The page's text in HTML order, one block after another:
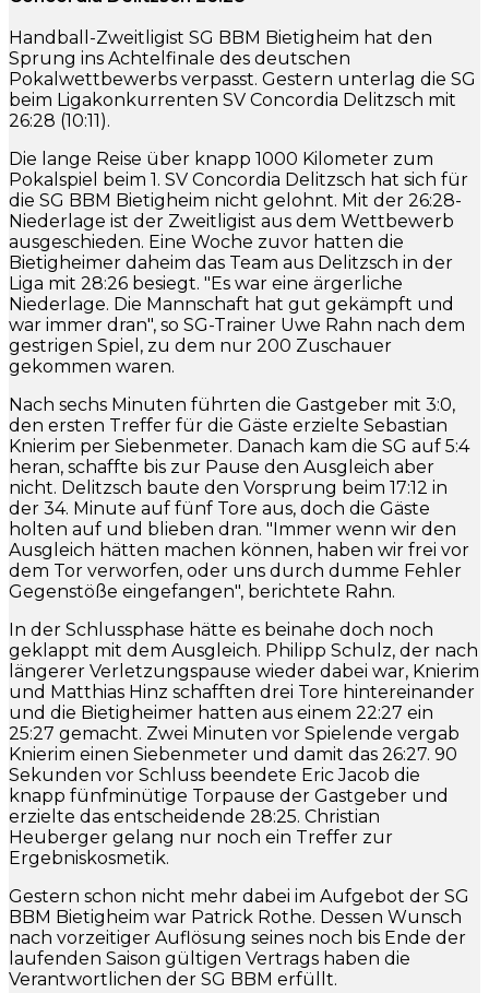
Handball-Zweitligist SG BBM Bietigheim hat den
Sprung ins Achtelfinale des deutschen
Pokalwettbewerbs verpasst. Gestern unterlag die SG
beim Ligakonkurrenten SV Concordia Delitzsch mit
26:28 (10:11).
Die lange Reise über knapp 1000 Kilometer zum
Pokalspiel beim 1. SV Concordia Delitzsch hat sich für
die SG BBM Bietigheim nicht gelohnt. Mit der 26:28-
Niederlage ist der Zweitligist aus dem Wettbewerb
ausgeschieden. Eine Woche zuvor hatten die
Bietigheimer daheim das Team aus Delitzsch in der
Liga mit 28:26 besiegt. "Es war eine ärgerliche
Niederlage. Die Mannschaft hat gut gekämpft und
war immer dran", so SG-Trainer Uwe Rahn nach dem
gestrigen Spiel, zu dem nur 200 Zuschauer
gekommen waren.
Nach sechs Minuten führten die Gastgeber mit 3:0,
den ersten Treffer für die Gäste erzielte Sebastian
Knierim per Siebenmeter. Danach kam die SG auf 5:4
heran, schaffte bis zur Pause den Ausgleich aber
nicht. Delitzsch baute den Vorsprung beim 17:12 in
der 34. Minute auf fünf Tore aus, doch die Gäste
holten auf und blieben dran. "Immer wenn wir den
Ausgleich hätten machen können, haben wir frei vor
dem Tor verworfen, oder uns durch dumme Fehler
Gegenstöße eingefangen", berichtete Rahn.
In der Schlussphase hätte es beinahe doch noch
geklappt mit dem Ausgleich. Philipp Schulz, der nach
längerer Verletzungspause wieder dabei war, Knierim
und Matthias Hinz schafften drei Tore hintereinander
und die Bietigheimer hatten aus einem 22:27 ein
25:27 gemacht. Zwei Minuten vor Spielende vergab
Knierim einen Siebenmeter und damit das 26:27. 90
Sekunden vor Schluss beendete Eric Jacob die
knapp fünfminütige Torpause der Gastgeber und
erzielte das entscheidende 28:25. Christian
Heuberger gelang nur noch ein Treffer zur
Ergebniskosmetik.
Gestern schon nicht mehr dabei im Aufgebot der SG
BBM Bietigheim war Patrick Rothe. Dessen Wunsch
nach vorzeitiger Auflösung seines noch bis Ende der
laufenden Saison gültigen Vertrags haben die
Verantwortlichen der SG BBM erfüllt.